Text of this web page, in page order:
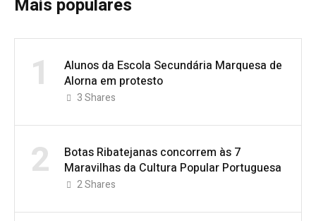
Mais populares
1
Alunos da Escola Secundária Marquesa de
Alorna em protesto
3Shares
2
Botas Ribatejanas concorrem às 7
Maravilhas da Cultura Popular Portuguesa
2Shares